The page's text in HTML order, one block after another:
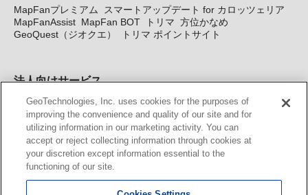
MapFanプレミアム
スマートアップデート for カロッツェリア
MapFanAssist MapFan BOT トリマ 方位かなめ
GeoQuest（ジオクエ）
トリマ ポイントサイト
法人向けサービス
法人向け地図・位置情報サービス WEBサイト・システム向け地
図API Windows PC向け地図開発キット MapFan DB 住所確認
サービス
MAP WORLD+ トリマ広告 Geo-Research
カーナビ地図更新サービス
GeoTechnologies, Inc. uses cookies for the purposes of
improving the convenience and quality of our site and for
utilizing information in our marketing activity. You can
accept or reject collecting information through cookies at
your discretion except information essential to the
functioning of our site.